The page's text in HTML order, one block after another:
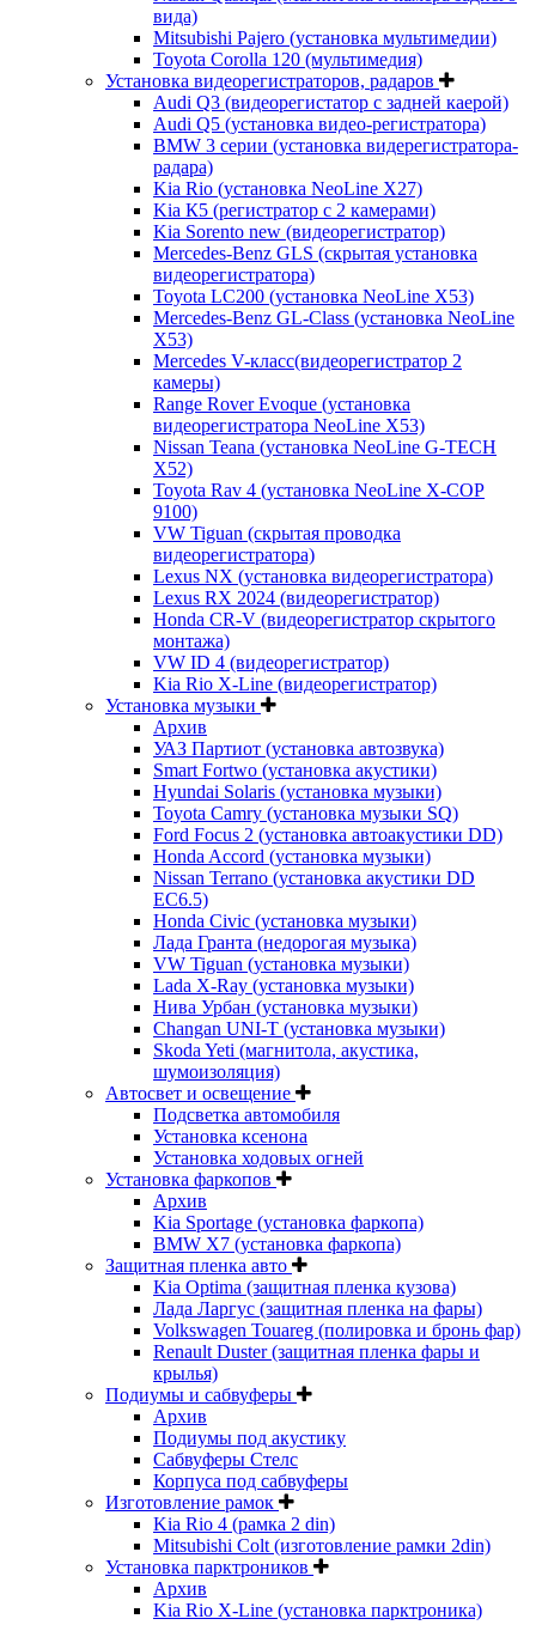
вида)
Mitsubishi Pajero (установка мультимедии)
Toyota Corolla 120 (мультимедия)
Установка видеорегистраторов, радаров
Audi Q3 (видеорегистатор с задней каерой)
Audi Q5 (установка видео-регистратора)
BMW 3 серии (установка видерегистратора-
радара)
Kia Rio (установка NeoLine X27)
Kia К5 (регистратор с 2 камерами)
Kia Sorento new (видеорегистратор)
Mercedes-Benz GLS (скрытая установка
видеорегистратора)
Toyota LC200 (установка NeoLine X53)
Mercedes-Benz GL-Class (установка NeoLine
X53)
Mercedes V-класс(видеорегистратор 2
камеры)
Range Rover Evoque (установка
видеорегистратора NeoLine X53)
Nissan Teana (установка NeoLine G-TECH
X52)
Toyota Rav 4 (установка NeoLine X-COP
9100)
VW Tiguan (скрытая проводка
видеорегистратора)
Lexus NX (установка видеорегистратора)
Lexus RX 2024 (видеорегистратор)
Honda CR-V (видеорегистратор скрытого
монтажа)
VW ID 4 (видеорегистратор)
Kia Rio X-Line (видеорегистратор)
Установка музыки
Архив
УАЗ Партиот (установка автозвука)
Smart Fortwo (установка акустики)
Hyundai Solaris (установка музыки)
Toyota Camry (установка музыки SQ)
Ford Focus 2 (установка автоакустики DD)
Honda Accord (установка музыки)
Nissan Terrano (установка акустики DD
EC6.5)
Honda Civic (установка музыки)
Лада Гранта (недорогая музыка)
VW Tiguan (установка музыки)
Lada X-Ray (установка музыки)
Нива Урбан (установка музыки)
Changan UNI-T (установка музыки)
Skoda Yeti (магнитола, акустика,
шумоизоляция)
Автосвет и освещение
Подсветка автомобиля
Установка ксенона
Установка ходовых огней
Установка фаркопов
Архив
Kia Sportage (установка фаркопа)
BMW X7 (установка фаркопа)
Защитная пленка авто
Kia Optima (защитная пленка кузова)
Лада Ларгус (защитная пленка на фары)
Volkswagen Touareg (полировка и бронь фар)
Renault Duster (защитная пленка фары и
крылья)
Подиумы и сабвуферы
Архив
Подиумы под акустику
Сабвуферы Стелс
Корпуса под сабвуферы
Изготовление рамок
Kia Rio 4 (рамка 2 din)
Mitsubishi Colt (изготовление рамки 2din)
Установка парктроников
Архив
Kia Rio X-Line (установка парктроника)